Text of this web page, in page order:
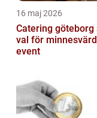
16 maj 2026
Catering göteborg smarta
val för
event